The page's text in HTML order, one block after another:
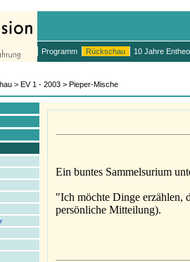
Programm Rückschau 10 Jahre
> EV 1 - 2003 > Pieper-Mische
Ein buntes Sammelsurium
"Ich möchte Dinge erzählen,
persönliche Mitteilung).